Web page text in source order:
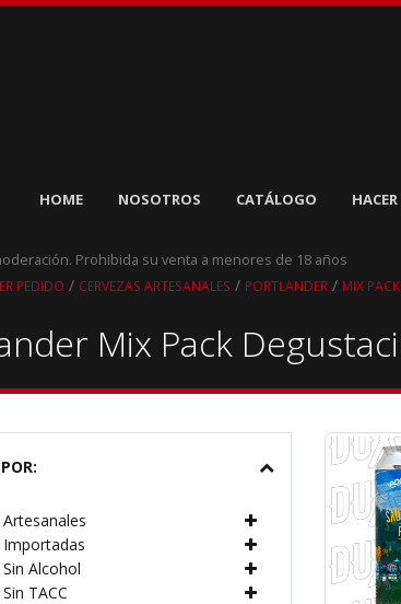
HOME NOSOTROS CATÁLOGO
Prohibida su venta a menores de 18 años
PEDIDO / CERVEZAS ARTESANALES / PORTLANDER / MIX
Mix Pack
Importadas
Alcohol
TACC